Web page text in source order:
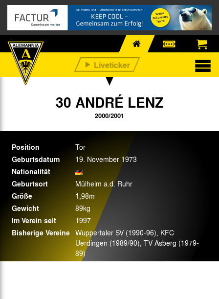
30 ANDRÉ LENZ
2000/2001
Position Tor
Geburtsdatum 19. November 1973
Nationalität
Geburtsort
Mülheim a.d. Ruhr
Größe 1,98m
Gewicht 89kg
Im Verein seit 1997
Bisherige Vereine Wuppertaler SV (1990-96), KFC
Uerdingen (1989/90), TV Asberg (1979-
89)